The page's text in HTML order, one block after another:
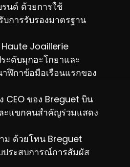
นด์ ด้วยการใช้
บการรับรองมาตรฐาน
Joaillerie
ะดับมุกอะโกยาและ
ฬิกาข้อมือเรือนแรกของ
CEO ของ Breguet บิน
ะแขกคนสำคัญร่วมแสดง
ม ด้วยโทน Breguet
ระสบการณ์การสัมผัส